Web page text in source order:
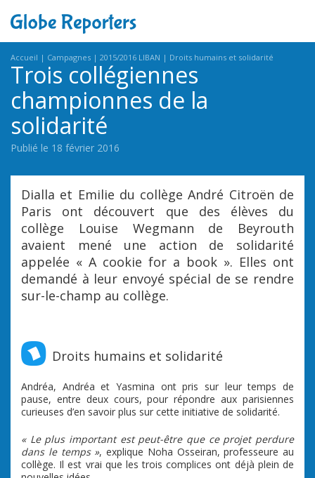
Accueil Campagnes 2015/2016 LIBAN Droits humains et solidarité
Trois collégiennes
championnes de la
solidarité
Publié le 18 février 2016
Dialla et Emilie du collège André Citroën de
Paris ont découvert que des élèves du
collège Louise Wegmann de Beyrouth
avaient mené une action de solidarité
appelée « A cookie for a book ». Elles ont
demandé à leur envoyé spécial de se rendre
sur-le-champ au collège.
Droits humains et solidarité
Andréa, Andréa et Yasmina ont pris sur leur temps de
pause, entre deux cours, pour répondre aux parisiennes
curieuses d’en savoir plus sur cette initiative de solidarité.
« Le plus important est peut-être que ce projet perdure
dans le temps », explique Noha Osseiran, professeure au
collège. Il est vrai que les trois complices ont déjà plein de